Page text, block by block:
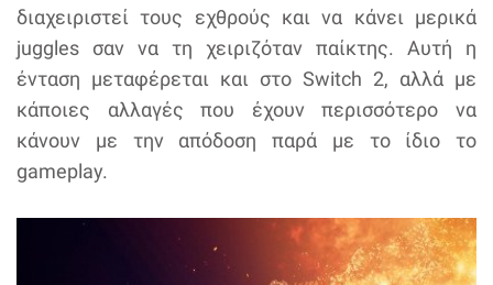
διαχειριστεί τους εχθρούς και να κάνει μερικά
juggles σαν να τη χειριζόταν παίκτης. Αυτή η
ένταση μεταφέρεται και στο Switch 2, αλλά με
κάποιες αλλαγές που έχουν περισσότερο να
κάνουν με την απόδοση παρά με το ίδιο το
gameplay.